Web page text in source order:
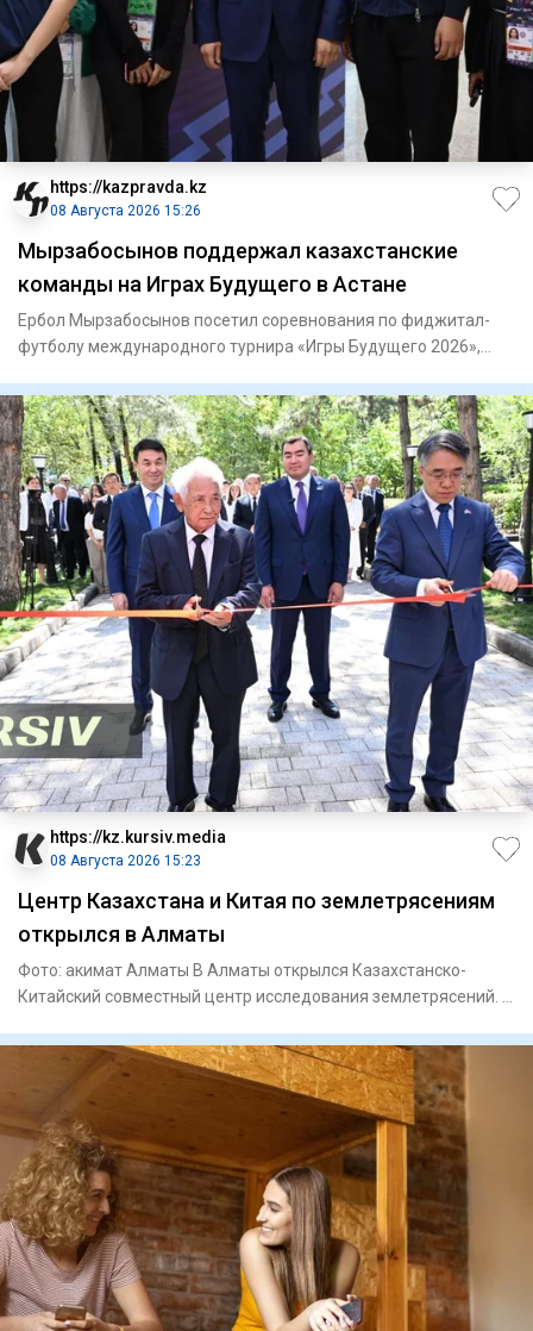
https://kazpravda.kz
08 Августа 2026 15:26
Мырзабосынов поддержал казахстанские
команды на Играх Будущего в Астане
Ербол Мырзабосынов посетил соревнования по фиджитал-
футболу международного турнира «Игры Будущего 2026»,
https://kz.kursiv.media
08 Августа 2026 15:23
Центр Казахстана и Китая по землетрясениям
открылся в Алматы
Фото: акимат Алматы В Алматы открылся Казахстанско-
Китайский совместный центр исследования землетрясений. В